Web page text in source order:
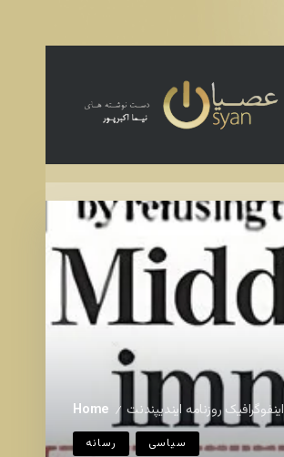
Home / اینفوگرافیک روزنامه ایندیپندنت
رسانه سياسی